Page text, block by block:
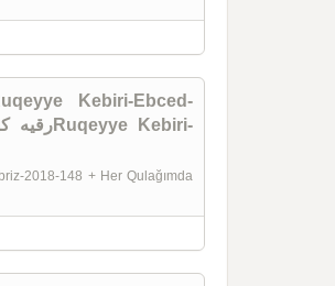
Kebiri-Ebced-
2018-148 + Her Qulağımda